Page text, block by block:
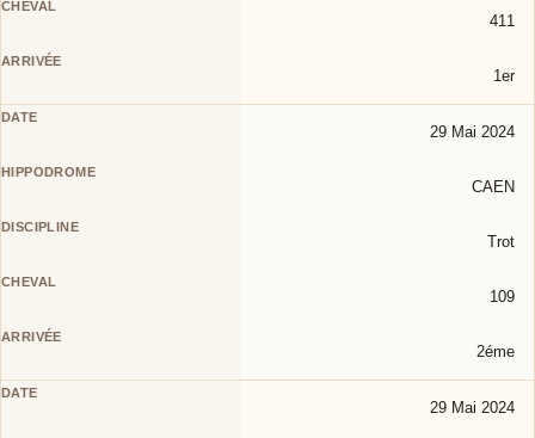
411
1er
29 Mai 2024
CAEN
Trot
109
2éme
29 Mai 2024